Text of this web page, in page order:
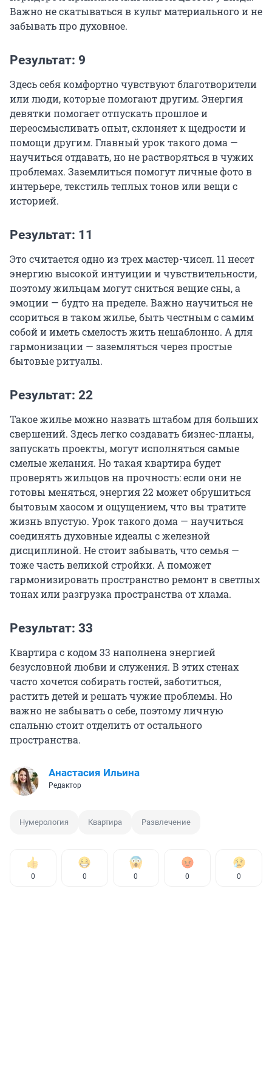
Важно не скатываться в культ материального и не
забывать про духовное.
Результат: 9
Здесь себя комфортно чувствуют благотворители
или люди, которые помогают другим. Энергия
девятки помогает отпускать прошлое и
переосмысливать опыт, склоняет к щедрости и
помощи другим. Главный урок такого дома —
научиться отдавать, но не растворяться в чужих
проблемах. Заземлиться помогут личные фото в
интерьере, текстиль теплых тонов или вещи с
историей.
Результат: 11
Это считается одно из трех мастер-чисел. 11 несет
энергию высокой интуиции и чувствительности,
поэтому жильцам могут сниться вещие сны, а
эмоции — будто на пределе. Важно научиться не
ссориться в таком жилье, быть честным с самим
собой и иметь смелость жить нешаблонно. А для
гармонизации — заземляться через простые
бытовые ритуалы.
Результат: 22
Такое жилье можно назвать штабом для больших
свершений. Здесь легко создавать бизнес-планы,
запускать проекты, могут исполняться самые
смелые желания. Но такая квартира будет
проверять жильцов на прочность: если они не
готовы меняться, энергия 22 может обрушиться
бытовым хаосом и ощущением, что вы тратите
жизнь впустую. Урок такого дома — научиться
соединять духовные идеалы с железной
дисциплиной. Не стоит забывать, что семья —
тоже часть великой стройки. А поможет
гармонизировать пространство ремонт в светлых
тонах или разгрузка пространства от хлама.
Результат: 33
Квартира с кодом 33 наполнена энергией
безусловной любви и служения. В этих стенах
часто хочется собирать гостей, заботиться,
растить детей и решать чужие проблемы. Но
важно не забывать о себе, поэтому личную
спальню стоит отделить от остального
пространства.
Анастасия Ильина
Редактор
Нумерология Квартира Развлечение
0 0 0 0 0